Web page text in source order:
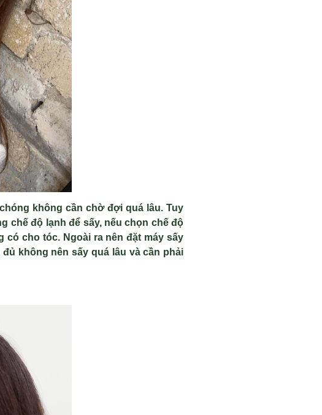
không cần chờ đợi quá lâu. Tuy
chế độ lạnh để sấy, nếu chọn chế độ
cho tóc. Ngoài ra nên đặt máy sấy
không nên sấy quá lâu và cần phải